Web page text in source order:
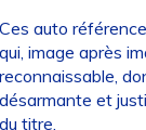
auto
image après
et
titre.